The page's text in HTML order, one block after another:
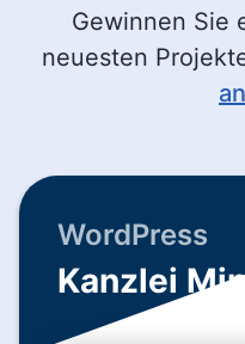
Gewinnen Sie
neuesten
WordPress
Kanzlei